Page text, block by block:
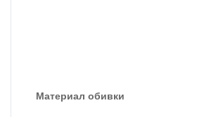
Материал обивки